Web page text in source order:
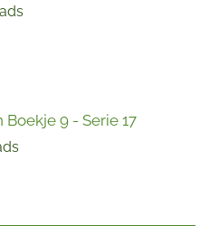
9 - Serie 17